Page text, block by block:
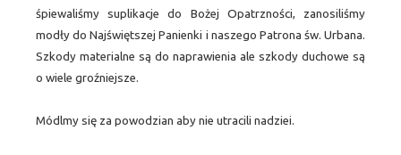
śpiewaliśmy suplikacje do Bożej Opatrzności, zanosiliśmy
modły do Najświętszej Panienki i naszego Patrona św. Urbana.
Szkody materialne są do naprawienia ale szkody duchowe są
o wiele groźniejsze.
Módlmy się za powodzian aby nie utracili nadziei.